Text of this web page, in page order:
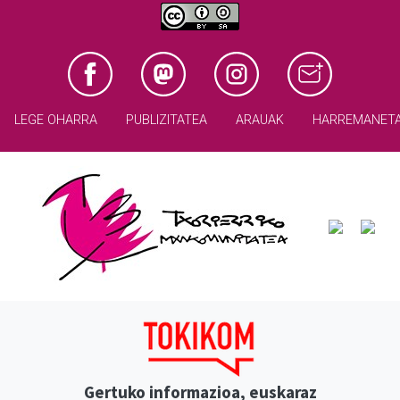
LEGE OHARRA PUBLIZITATEA ARAUAK
Gertuko informazioa, euskaraz